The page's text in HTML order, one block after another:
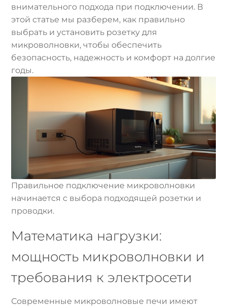
внимательного подхода при подключении. В
этой статье мы разберем, как правильно
выбрать и установить розетку для
микроволновки, чтобы обеспечить
безопасность, надежность и комфорт на долгие
годы.
Правильное подключение микроволновки
начинается с выбора подходящей розетки и
проводки.
Математика нагрузки:
мощность микроволновки и
требования к электросети
Современные микроволновые печи имеют